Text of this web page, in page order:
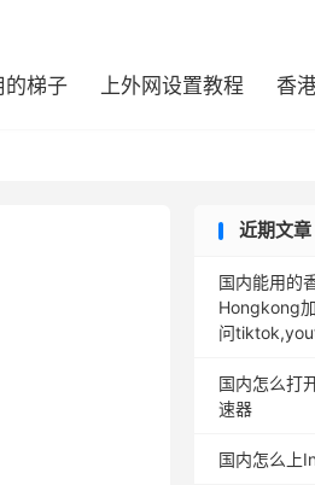
的梯子 上外网设置教程 香
近期文章
国内能用的
Hongkong
问
国内怎么打
速器
国内怎么上